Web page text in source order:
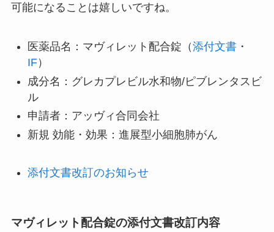
可能になることは嬉しいですね。
医薬品名：マヴィレット配合錠（添付文書・
IF）
成分名：グレカプレビル水和物/ピブレンタスビ
ル
申請者：アッヴィ合同会社
新規 効能・効果：進展型小細胞肺がん
添付文書改訂のお知らせ
マヴィレット配合錠の添付文書改訂内容